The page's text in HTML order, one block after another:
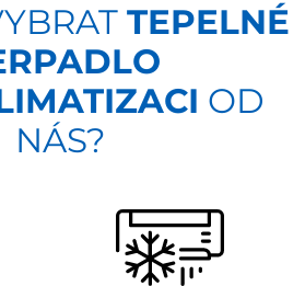
TEPELNÉ
OD
NÁS?